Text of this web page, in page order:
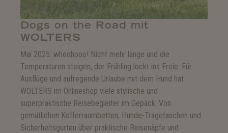
Dogs on the Road mit
WOLTERS
Mai 2025: whoohooo! Nicht mehr lange und die
Temperaturen steigen, der Frühling lockt ins Freie. Für
Ausflüge und aufregende Urlaube mit dem Hund hat
WOLTERS im Onlineshop viele stylische und
superpraktische Reisebegleiter im Gepäck. Von
gemütlichen Kofferraumbetten, Hunde-Tragetaschen und
Sicherheitsgurten über praktische Reisenäpfe und